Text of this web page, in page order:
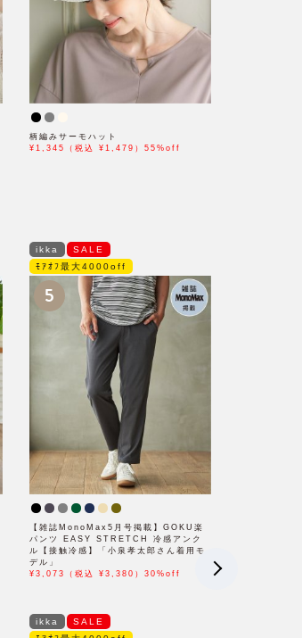
柄編みサーモハット
¥1,345（税込 ¥1,479）55%off
ikka
SALE
ﾓｱｵﾌ最大4000off
5
【雑誌MonoMax5月号掲載】GOKU楽
パンツ EASY STRETCH 冷感アンク
ル【接触冷感】「小泉孝太郎さん着用モ
デル」
¥3,073（税込 ¥3,380）30%off
ikka
SALE